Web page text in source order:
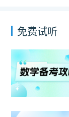
免费试听